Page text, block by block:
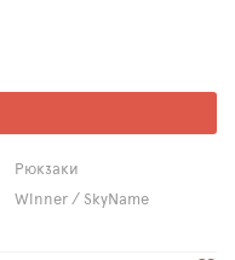
Рюкзаки
Winner / SkyName